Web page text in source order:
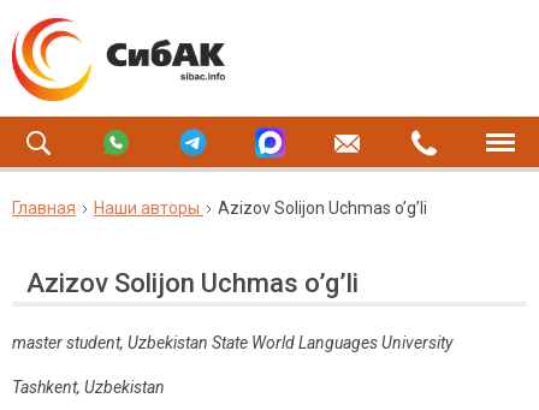
Главная Наши авторы Azizov Solijon Uchmas o’g’li
Azizov Solijon Uchmas o’g’li
master student, Uzbekistan State World Languages University
Tashkent, Uzbekistan